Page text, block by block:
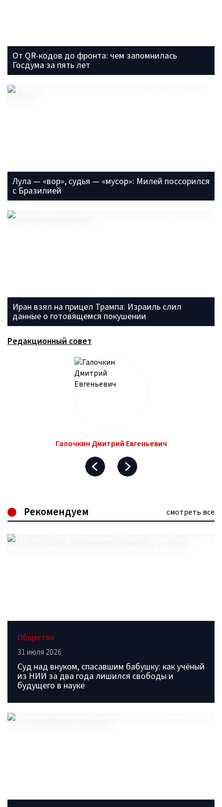
От QR-кодов до фронта: чем запомнилась
Госдума за пять лет
Лула — «вор», судья — «мусор»: Милей поссорился
с Бразилией
Иран взял на прицел Трампа: Израиль слил
данные о готовящемся покушении
Редакционный совет
Галочкин Дмитрий Евгеньевич
Рекомендуем смотреть все
Общество
31 июля 2026
Суд над внуком, спасавшим бабушку: как учёный
из НИИ за два года лишился свободы и
будущего в науке